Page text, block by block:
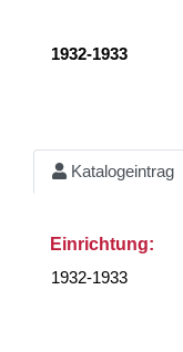
1932-1933
Katalogeintrag
Einrichtung:
1932-1933